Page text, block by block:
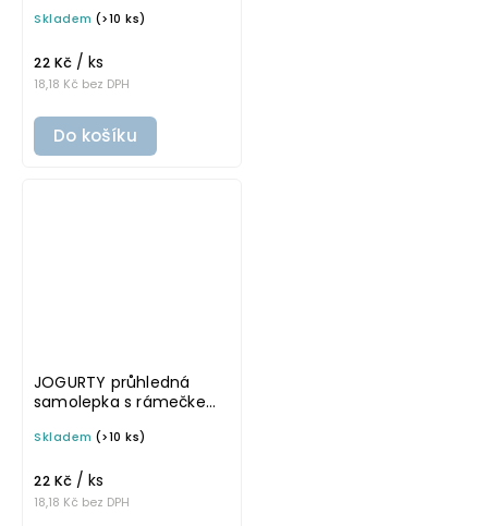
písmo, rozměr 6 × 4 cm
do lednice
Skladem (>10 ks)
18,18 Kč bez DPH
22 Kč / ks
Do košíku
JOGURTY průhledná
samolepka s rámečkem,
4 cm na boxy, šuplíky a
Skladem (>10 ks)
18,18 Kč bez DPH
22 Kč / ks